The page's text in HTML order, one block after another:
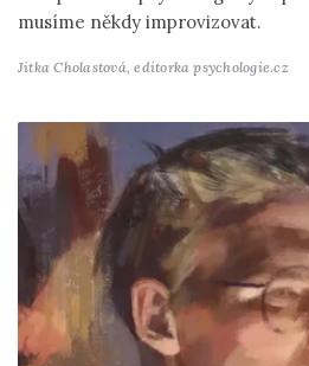
musíme někdy improvizovat.
Jitka Cholastová,editorka psychologie.cz